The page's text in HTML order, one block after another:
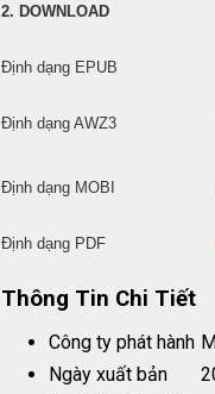
2. DOWNLOAD
Định dạng EPUB
Định dạng AWZ3
Định dạng MOBI
Định dạng PDF
Thông Tin Chi Tiết
Công ty phát hành
Ngày xuất bản